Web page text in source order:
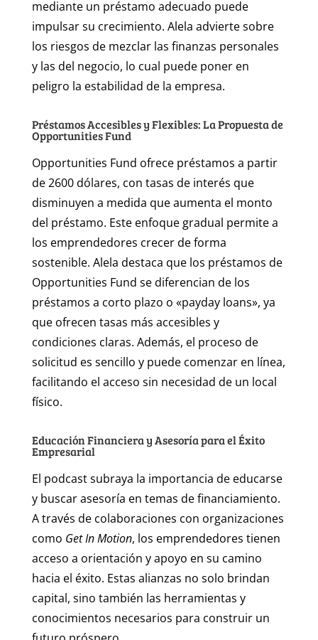
mediante un préstamo adecuado puede
impulsar su crecimiento. Alela advierte sobre
los riesgos de mezclar las finanzas personales
y las del negocio, lo cual puede poner en
peligro la estabilidad de la empresa.
Préstamos Accesibles y Flexibles: La Propuesta de
Opportunities Fund
Opportunities Fund ofrece préstamos a partir
de 2600 dólares, con tasas de interés que
disminuyen a medida que aumenta el monto
del préstamo. Este enfoque gradual permite a
los emprendedores crecer de forma
sostenible. Alela destaca que los préstamos de
Opportunities Fund se diferencian de los
préstamos a corto plazo o «payday loans», ya
que ofrecen tasas más accesibles y
condiciones claras. Además, el proceso de
solicitud es sencillo y puede comenzar en línea,
facilitando el acceso sin necesidad de un local
físico.
Educación Financiera y Asesoría para el Éxito
Empresarial
El podcast subraya la importancia de educarse
y buscar asesoría en temas de financiamiento.
A través de colaboraciones con organizaciones
como Get In Motion, los emprendedores tienen
acceso a orientación y apoyo en su camino
hacia el éxito. Estas alianzas no solo brindan
capital, sino también las herramientas y
conocimientos necesarios para construir un